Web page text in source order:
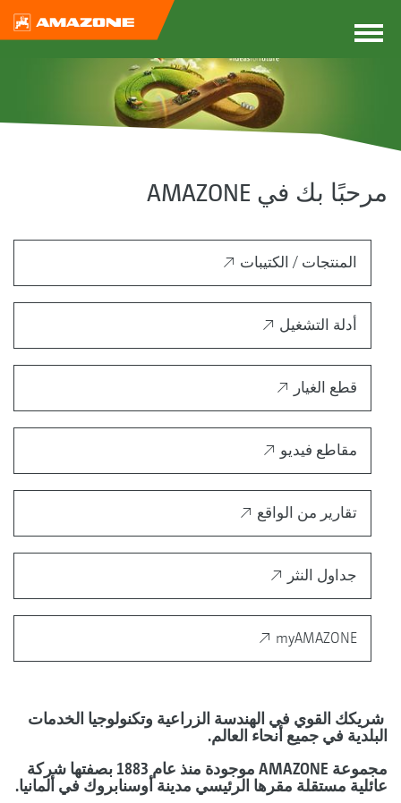
مرحبًا بك في AMAZONE
المنتجات / الكتيبات
أدلة التشغيل
قطع الغيار
مقاطع فيديو
تقارير من الواقع
جداول النثر
myAMAZONE
شريكك القوي في الهندسة الزراعية وتكنولوجيا الخدمات
البلدية في جميع أنحاء العالم.
مجموعة AMAZONE موجودة منذ عام 1883 بصفتها شركة
عائلية مستقلة مقرها الرئيسي مدينة أوسنابروك في ألمانيا.